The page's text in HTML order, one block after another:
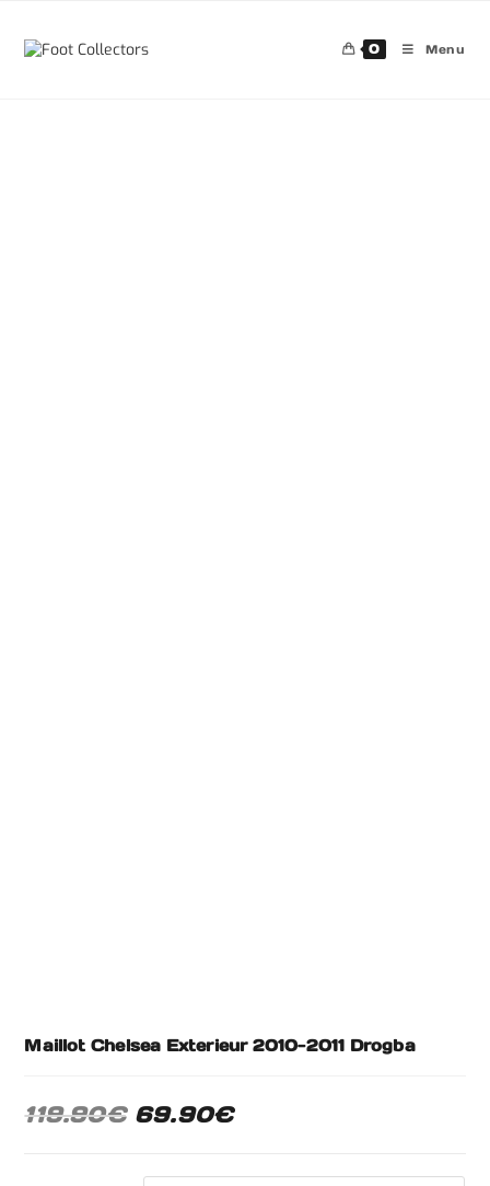
0 Menu
Maillot Chelsea Exterieur 2010-2011 Drogba
119.90€ 69.90€